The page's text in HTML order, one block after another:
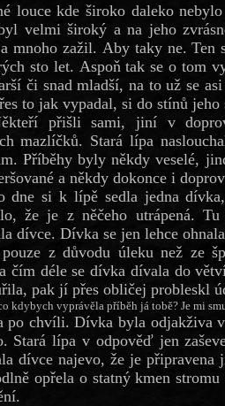
louce kde široko daleko
velmi široký a na jeho
mnoho zažil. Aby taky ne.
sto let. Aspoň tak se o tom
či snad mladší, na to už se
to jak vypadal, si do stínů
přišli sami, jiní v
mazlíčků. Stará lípa
Příběhy byly někdy veselé,
a někdy dokonce i
dne si k lípě sedla jedna
že je z něčeho utrápená.
dívce. Dívka se jen lehce
z důvodu úleku než ze
čím déle se dívka dívala do
pak jí přes obličej probleskl
co kdybych vyprávěla příběh já tobě? Je mi
po chvíli. Dívka byla odjakživa
Stará lípa v odpověď jen
dívce najevo, že je připravena
opřela o statný kmen